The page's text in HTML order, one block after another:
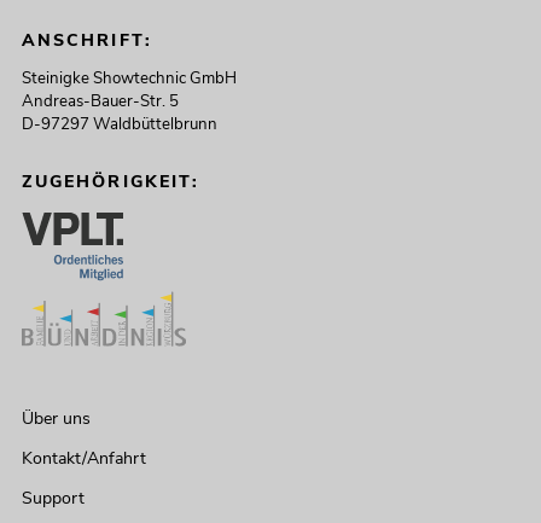
ANSCHRIFT:
Steinigke Showtechnic GmbH
Andreas-Bauer-Str. 5
D-97297 Waldbüttelbrunn
ZUGEHÖRIGKEIT:
Über uns
Kontakt/Anfahrt
Support